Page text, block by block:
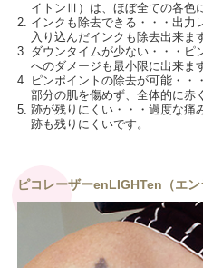
イトンⅢ）は、ほぼ全ての各色
2. インクも除去できる・・・出力
入り込んだインクも除去出来ま
3. ダウンタイムが少ない・・・ピ
へのダメージも最小限に出来ま
4. ピンポイントの除去が可能・・
部分の肌を傷めず、全体的に赤
5. 跡が残りにくい・・・過度な痛
跡も残りにくいです。
ピコレーザーenLIGHTen（エ